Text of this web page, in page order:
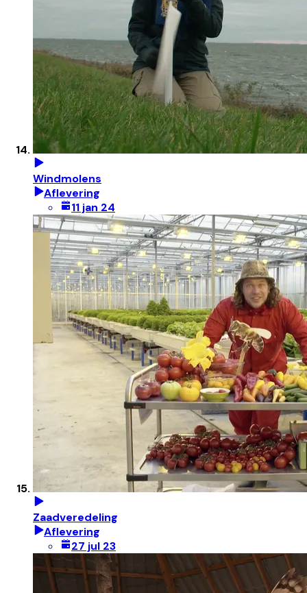
Windmolens
Aflevering
11 jan 24
Zaadveredeling
Aflevering
27 jul 23